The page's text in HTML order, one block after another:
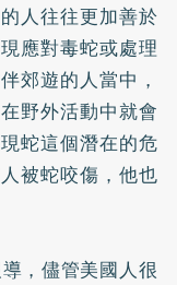
人往往更加善於
應對毒蛇或處理
郊遊的人當中，
野外活動中就會
蛇這個潛在的危
被蛇咬傷，他也
，儘管美國人很